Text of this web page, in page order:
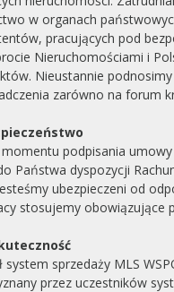
w organach
pracujących pod
Nieruchomościami i
Nieustannie
zarówno na forum
podpisania
dyspozycji
ubezpieczeni od
stosujemy obowiązujące
sprzedaży MLS
przez uczestników